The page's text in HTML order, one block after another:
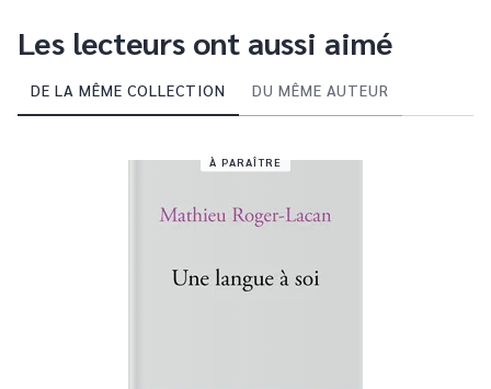
Les lecteurs ont aussi aimé
DE LA MÊME COLLECTION DU MÊME AUTEUR
À PARAÎTRE